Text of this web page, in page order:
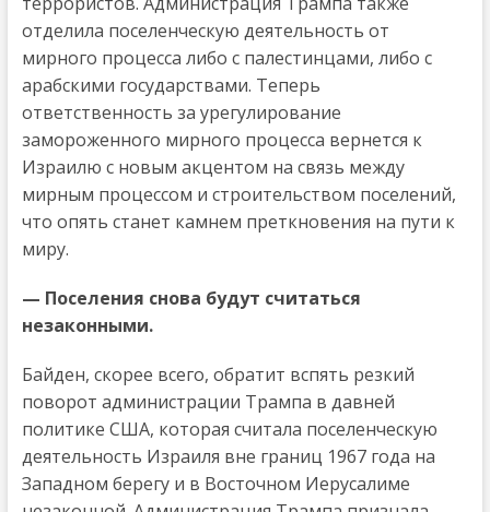
отделила поселенческую деятельность от
мирного процесса либо с палестинцами, либо с
арабскими государствами. Теперь
ответственность за урегулирование
замороженного мирного процесса вернется к
Израилю с новым акцентом на связь между
мирным процессом и строительством поселений,
что опять станет камнем преткновения на пути к
миру.
— Поселения снова будут считаться
незаконными.
Байден, скорее всего, обратит вспять резкий
поворот администрации Трампа в давней
политике США, которая считала поселенческую
деятельность Израиля вне границ 1967 года на
Западном берегу и в Восточном Иерусалиме